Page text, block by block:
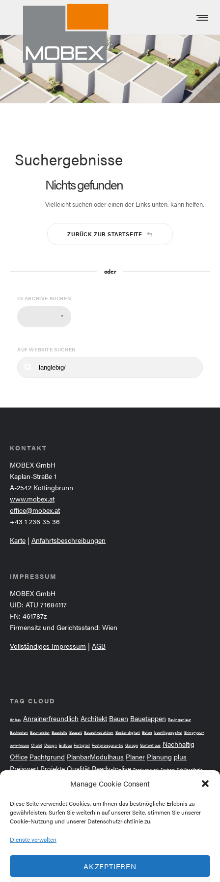
Manage Cookie Consent
Diese Seite verwendet Cookies, um Ihnen das bestmögliche Erlebnis zu
gewährleisten. Surfen Sie weiterhin auf unserer Seite, stimmen Sie unserer
Cookie-Nutzung und unserer Datenschutzrichtlinie zu.
Dienste verwalten
AKZEPTIEREN
Suchergebnisse
Nichts gefunden
Vielleicht suchen oder einen der Links unten, kann helfen.
ZURÜCK ZUR STARTSEITE
oder
IN ARCHIVE SUCHEN
AUF WEBSITE SUCHEN
KONTAKT
MOBEX GmbH
Kaplan-Straße 1
A-2542 Kottingbrunn
www.mobex.at
office@mobex.at
+43 1 236 35 36
Karte | Anfahrtsbeschreibungen
IMPRESSUM
MOBEX GmbH
UID: ATU 71684117
FN: 461787z
Firmensitz und Gerichtsstand: Wien
Vollständiges Impressum | AGB
TAG CLOUD
Anbau Anrainerfreundlich Architekt Bauen Bauetappen Bauingenieur
Baukosten Baumeister Baustelle Bauzeit Bauzeitreduktion Beständigkeit Beton bewilligungsfrei Bring-your-
own-house Chalet Design Erdbau Fertigteil Festpreisgarantie Garage Gartenhaus Nachhaltig
Office Pachtgrund PlanbarModulhaus Planer Planung plus
Preiswert Projekte Qualität Ready-to-live Ready-to-work Saubere Schlüsselfertig
Stressfrei Vertrauen Wintergarten
ÖBA